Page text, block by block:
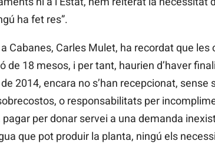
ha fet res”.
Cabanes, Carles Mulet, ha recordat que les
de 18 mesos, i per tant, haurien d’haver
2014, encara no s’han recepcionat, sense
o responsabilitats per
per donar servei a una demanda
que pot produir la planta, ningú els